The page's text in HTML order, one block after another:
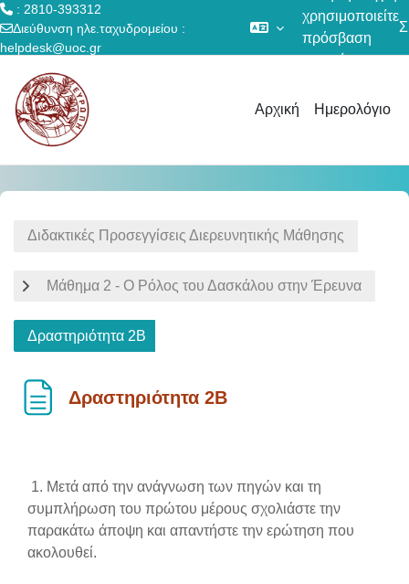
: 2810-393312
Διεύθυνση ηλε.ταχυδρομείου :
helpdesk@uoc.gr
χρησιμοποιείτε
πρόσβαση
επισκέπτη
Αρχική Ημερολόγιο
Διδακτικές Προσεγγίσεις Διερευνητικής Μάθησης
Μάθημα 2 - Ο Ρόλος του Δασκάλου στην Έρευνα
Δραστηριότητα 2Β
Δραστηριότητα 2Β
1. Μετά από την ανάγνωση των πηγών και τη
συμπλήρωση του πρώτου μέρους σχολιάστε την
παρακάτω άποψη και απαντήστε την ερώτηση που
ακολουθεί.